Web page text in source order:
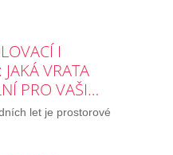
I
VRATA
PRO VAŠI…
let je prostorové